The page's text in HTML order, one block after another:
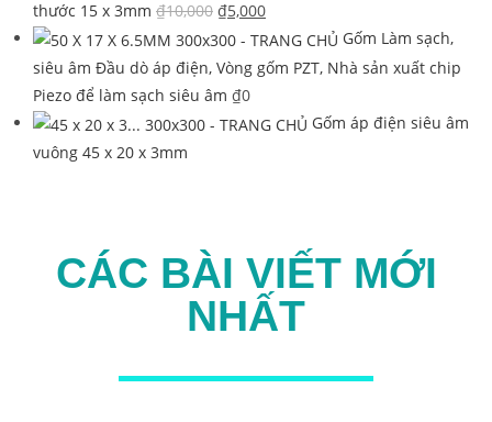
thước 15 x 3mm ₫10,000 ₫5,000
Gốm Làm sạch,
siêu âm Đầu dò áp điện, Vòng gốm PZT, Nhà sản xuất chip
Piezo để làm sạch siêu âm ₫0
Gốm áp điện siêu âm
vuông 45 x 20 x 3mm
CÁC BÀI VIẾT MỚI
NHẤT